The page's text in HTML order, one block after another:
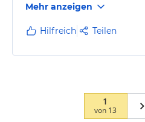
etwas schlichter und
wunderbar, auch Familien
Mehr anzeigen
Hilfreich Teilen
1
von 13